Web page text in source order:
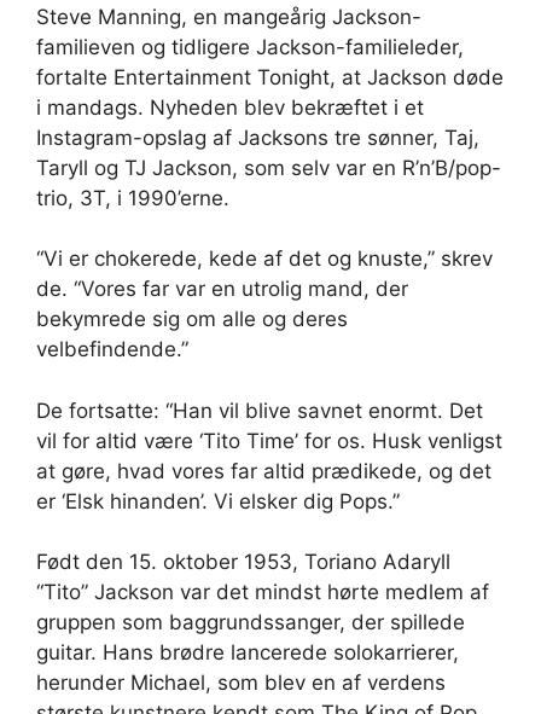
Steve Manning, en mangeårig Jackson-
familieven og tidligere Jackson-familieleder,
fortalte Entertainment Tonight, at Jackson døde
i mandags. Nyheden blev bekræftet i et
Instagram-opslag af Jacksons tre sønner, Taj,
Taryll og TJ Jackson, som selv var en R’n’B/pop-
trio, 3T, i 1990’erne.
“Vi er chokerede, kede af det og knuste,” skrev
de. “Vores far var en utrolig mand, der
bekymrede sig om alle og deres
velbefindende.”
De fortsatte: “Han vil blive savnet enormt. Det
vil for altid være ‘Tito Time’ for os. Husk venligst
at gøre, hvad vores far altid prædikede, og det
er ‘Elsk hinanden’. Vi elsker dig Pops.”
Født den 15. oktober 1953, Toriano Adaryll
“Tito” Jackson var det mindst hørte medlem af
gruppen som baggrundssanger, der spillede
guitar. Hans brødre lancerede solokarrierer,
herunder Michael, som blev en af ​​verdens